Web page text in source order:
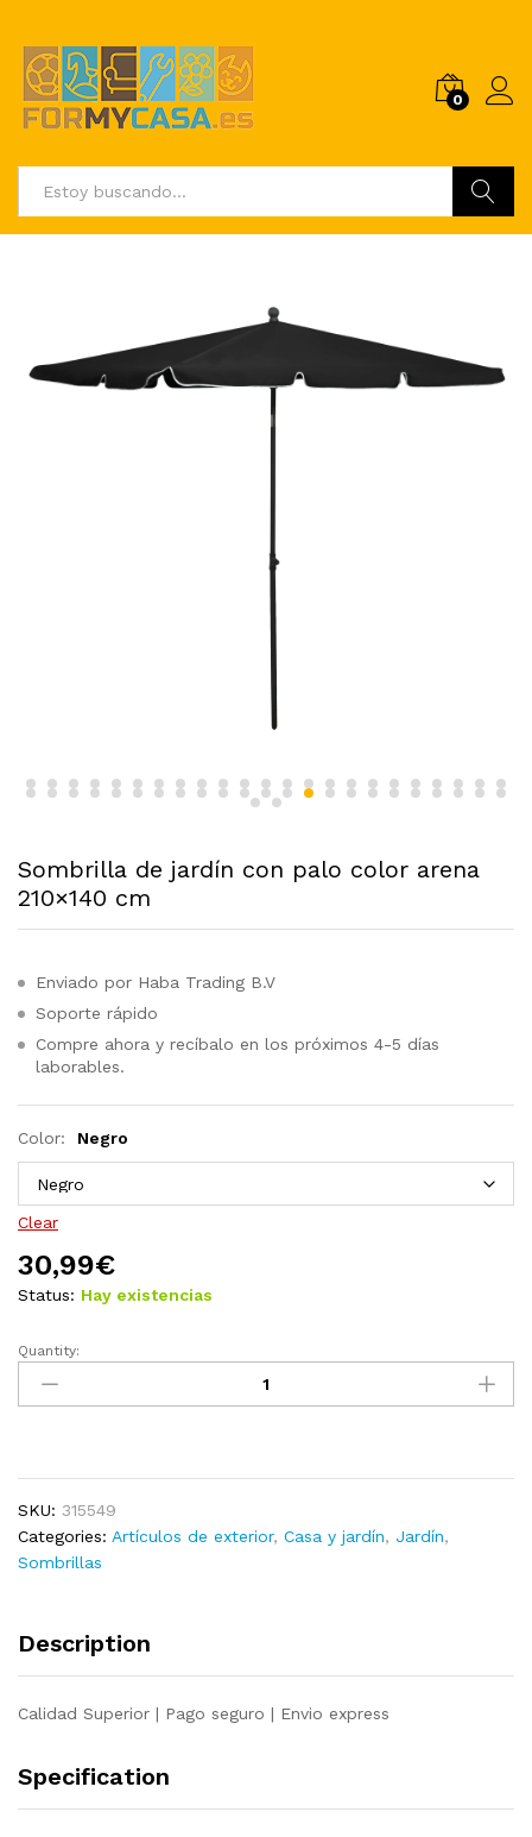
0
Sombrilla de jardín con palo color arena
210×140 cm
Enviado por Haba Trading B.V
Soporte rápido
Compre ahora y recíbalo en los próximos 4-5 días
laborables.
Color: Negro
Clear
30,99€
Status: Hay existencias
Sombrilla
jardín
arena
210x140
cm
Quantity:
SKU: 315549
Categories: Artículos de exterior, Casa y jardín, Jardín,
Sombrillas
Description
Calidad Superior | Pago seguro | Envio express
Specification